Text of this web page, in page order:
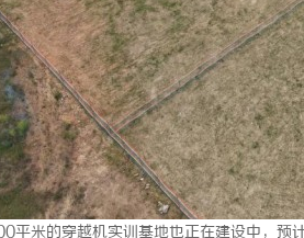
平米的穿越机实训基地也正在建设中，预